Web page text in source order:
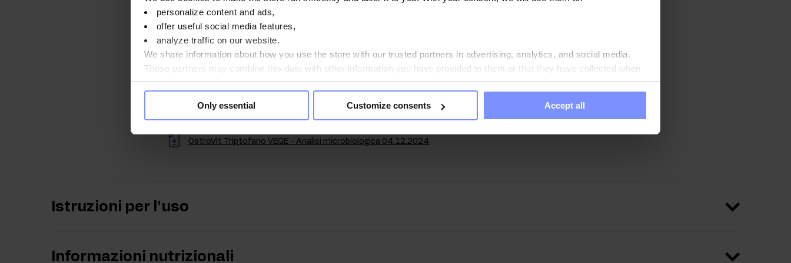
personalize content and ads,
offer useful social media features,
analyze traffic on our website.
We share information about how you use the store with our trusted partners in advertising, analytics, and social media.
These partners may combine this data with other information you have provided to them or that they have collected when
you use their services. Do you agree?
Only essential Customize consents Accept all
OstroVit Triptofano VEGE - Analisi microbiologica 20.04.2026
OstroVit Triptofano VEGE - Analisi microbiologica 04.12.2024
Istruzioni per l'uso
Informazioni nutrizionali